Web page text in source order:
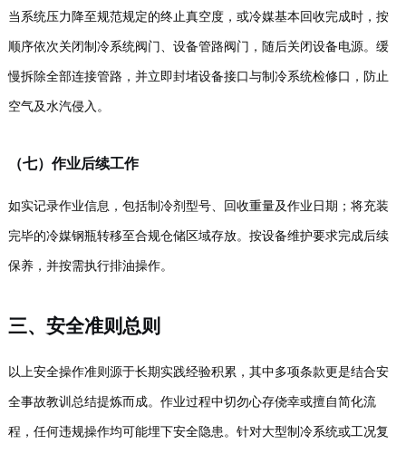
当系统压力降至规范规定的终止真空度，或冷媒基本回收完成时，按
顺序依次关闭制冷系统阀门、设备管路阀门，随后关闭设备电源。缓
慢拆除全部连接管路，并立即封堵设备接口与制冷系统检修口，防止
空气及水汽侵入。
（七）作业后续工作
如实记录作业信息，包括制冷剂型号、回收重量及作业日期；将充装
完毕的冷媒钢瓶转移至合规仓储区域存放。按设备维护要求完成后续
保养，并按需执行排油操作。
三、安全准则总则
以上安全操作准则源于长期实践经验积累，其中多项条款更是结合安
全事故教训总结提炼而成。作业过程中切勿心存侥幸或擅自简化流
程，任何违规操作均可能埋下安全隐患。针对大型制冷系统或工况复